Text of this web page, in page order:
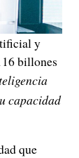
y
billones
capacidad
que